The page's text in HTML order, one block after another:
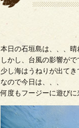
本日の石垣島は、、、晴
しかし、台風の影響が
少し海はうねりが出てき
なので今日は、、、
何度もフージーに遊び